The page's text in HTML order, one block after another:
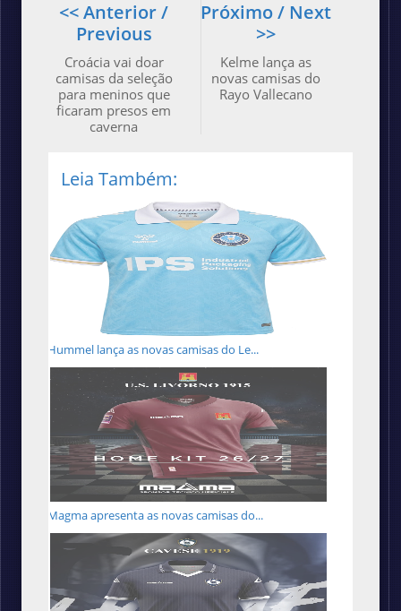
Próximo / Next
>>
Kelme lança as
novas camisas do
Rayo Vallecano
<< Anterior /
Previous
Croácia vai doar
camisas da seleção
para meninos que
ficaram presos em
caverna
Leia Também:
Hummel lança as novas camisas do Le...
Magma apresenta as novas camisas do...